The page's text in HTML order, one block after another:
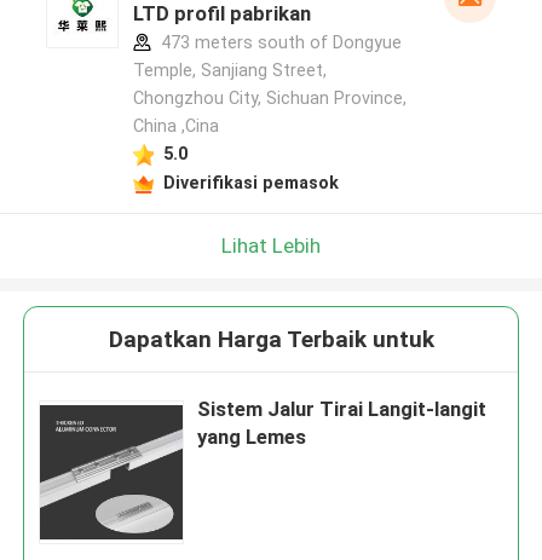
LTD profil pabrikan
473 meters south of Dongyue
Temple, Sanjiang Street,
Chongzhou City, Sichuan Province,
China ,Cina
5.0
Diverifikasi pemasok
Lihat Lebih
Dapatkan Harga Terbaik untuk
Sistem Jalur Tirai Langit-langit
yang Lemes